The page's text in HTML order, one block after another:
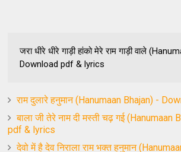
जरा धीरे धीरे गाड़ी हांको मेरे राम गाड़ी वाले
Download pdf & lyrics
राम दुलारे हनुमान (Hanumaan Bhajan) -
बाला जी तेरे नाम दी मस्ती चढ़ गई
pdf & lyrics
देवो में है देव निराला राम भक्त हनुमान